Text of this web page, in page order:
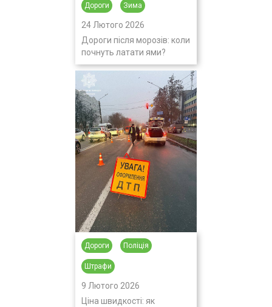
Дороги Зима
24 Лютого 2026
Дороги після морозів: коли
почнуть латати ями?
Дороги Поліція
Штрафи
9 Лютого 2026
Ціна швидкості: як